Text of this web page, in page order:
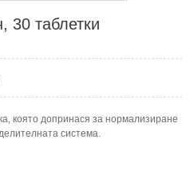
30 таблетки
която допринася за нормализиране
система.